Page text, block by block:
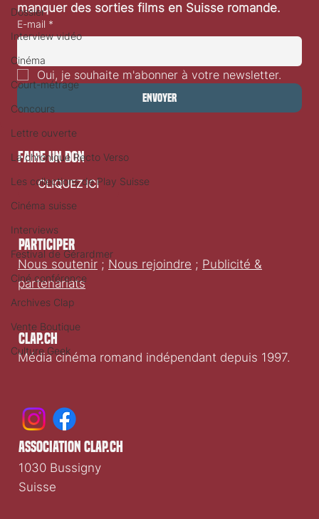
Dossier
Interview vidéo
Cinéma
Court-métrage
Concours
Lettre ouverte
La chronique Recto Verso
Les collections de Play Suisse
Cinéma suisse
Interviews
Festival de Gérardmer
Ciné conférence
Archives Clap
Vente Boutique
Culture Geek
manquer des sorties films en Suisse romande.
E-mail *
Oui, je souhaite m'abonner à votre newsletter.
Envoyer
Clap.ch
Média cinéma romand indépendant depuis 1997.
Participer
Nous soutenir ; Nous rejoindre ; Publicité &
partenariats
faire un don
CLIQUEZ ICI
association clap.ch
1030 Bussigny
Suisse